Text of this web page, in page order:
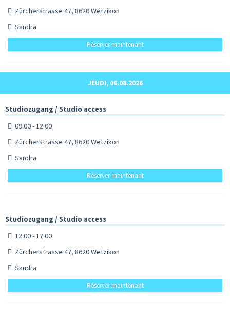
Zürcherstrasse 47, 8620 Wetzikon
Sandra
Réserver maintenant
JEUDI, 06.08.2026
Studiozugang / Studio access
09:00 - 12:00
Zürcherstrasse 47, 8620 Wetzikon
Sandra
Réserver maintenant
Studiozugang / Studio access
12:00 - 17:00
Zürcherstrasse 47, 8620 Wetzikon
Sandra
Réserver maintenant